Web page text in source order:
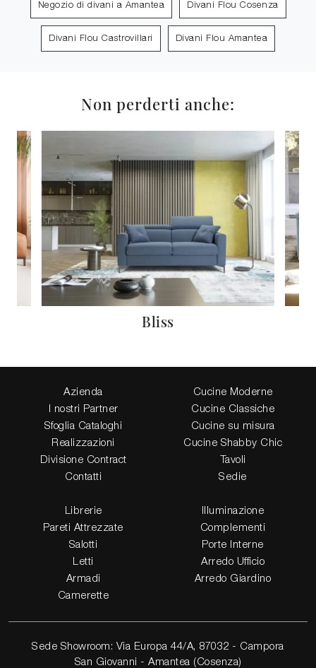
Negozio di divani a Amantea Divani Flou Cosenza
Divani Flou Castrovillari Divani Flou Amantea
Non perderti anche:
Bliss
Azienda
I nostri Partner
Sfoglia Cataloghi
Realizzazioni
Divisione Contract
Contatti
Cucine Moderne
Cucine Classiche
Cucine su misura
Cucine Shabby Chic
Tavoli
Sedie
Librerie
Pareti Attrezzate
Salotti
Letti
Armadi
Camerette
Illuminazione
Complementi
Porte Interne
Arredo Ufficio
Arredo Giardino
Sede Showroom: Via Europa 44/A, 87032 - Campora
San Giovanni - Amantea (Cosenza)